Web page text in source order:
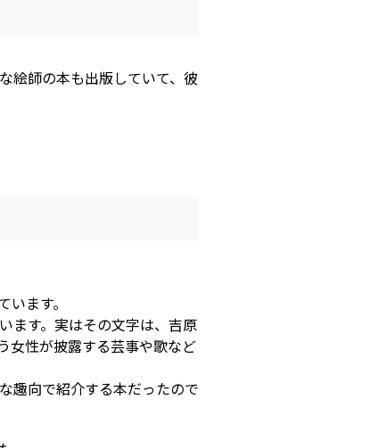
絵師の本も出版していて、彼
ます。
ます。実はその文字は、吉原
女性が披露する芸事や歌など
趣向で紹介する本だったので